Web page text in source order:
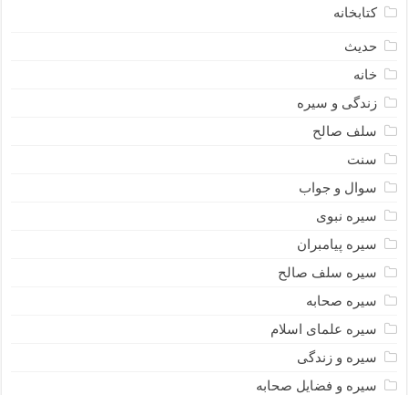
کتابخانه
حدیث
خانه
زندگی و سیره
سلف صالح
سنت
سوال و جواب
سیره نبوى
سیره پیامبران
سیره سلف صالح
سیره صحابه
سیره علمای اسلام
سیره و زندگی
سیره و فضایل صحابه